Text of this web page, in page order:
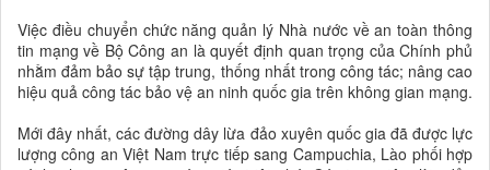
Việc điều chuyển chức năng quản lý Nhà nước về an toàn thông
tin mạng về Bộ Công an là quyết định quan trọng của Chính phủ
nhằm đảm bảo sự tập trung, thống nhất trong công tác; nâng cao
hiệu quả công tác bảo vệ an ninh quốc gia trên không gian mạng.
Mới đây nhất, các đường dây lừa đảo xuyên quốc gia đã được lực
lượng công an Việt Nam trực tiếp sang Campuchia, Lào phối hợp